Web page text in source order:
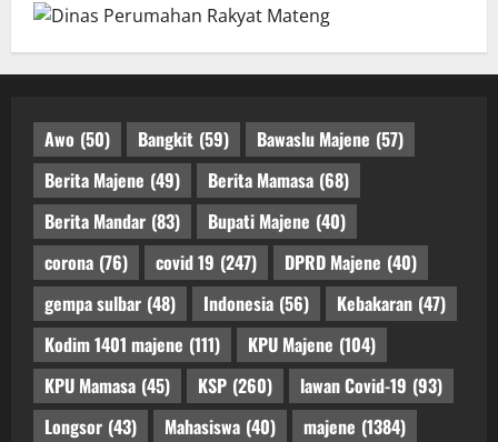
Awo (50) Bangkit (59) Bawaslu Majene (57)
Berita Majene (49) Berita Mamasa (68)
Berita Mandar (83) Bupati Majene (40)
corona (76) covid 19 (247) DPRD Majene (40)
gempa sulbar (48) Indonesia (56) Kebakaran (47)
Kodim 1401 majene (111) KPU Majene (104)
KPU Mamasa (45) KSP (260) lawan Covid-19 (93)
Longsor (43) Mahasiswa (40) majene (1384)